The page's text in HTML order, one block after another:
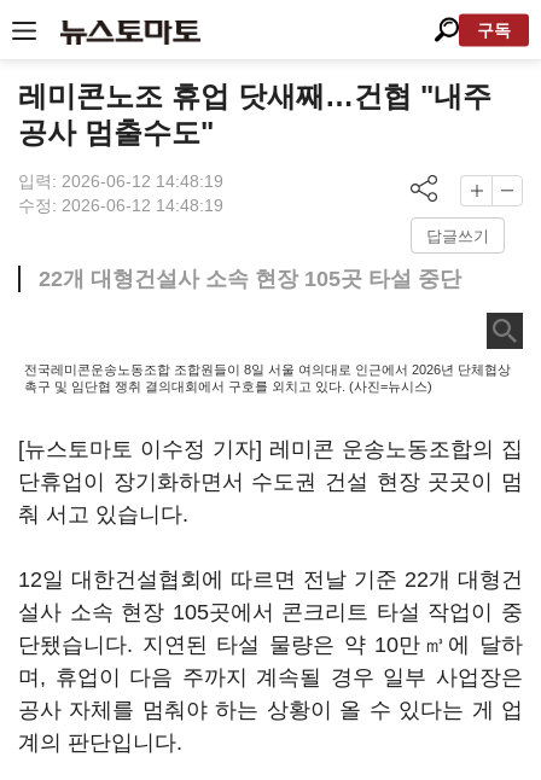
구독
레미콘노조 휴업 닷새째…건협 "내주
공사 멈출수도"
입력: 2026-06-12 14:48:19
수정: 2026-06-12 14:48:19
답글쓰기
22개 대형건설사 소속 현장 105곳 타설 중단
전국레미콘운송노동조합 조합원들이 8일 서울 여의대로 인근에서 2026년 단체협상
촉구 및 임단협 쟁취 결의대회에서 구호를 외치고 있다. (사진=뉴시스)
[뉴스토마토 이수정 기자] 레미콘 운송노동조합의 집
단휴업이 장기화하면서 수도권 건설 현장 곳곳이 멈
춰 서고 있습니다.
12일 대한건설협회에 따르면 전날 기준 22개 대형건
설사 소속 현장 105곳에서 콘크리트 타설 작업이 중
단됐습니다. 지연된 타설 물량은 약 10만㎥에 달하
며, 휴업이 다음 주까지 계속될 경우 일부 사업장은
공사 자체를 멈춰야 하는 상황이 올 수 있다는 게 업
계의 판단입니다.